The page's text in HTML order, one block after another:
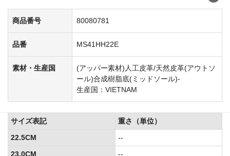
商品番号 80080781
品番 MS41HH22E
素材・生産国
(アッパー素材)人工皮革/天然皮革(アウトソ
ール)合成樹脂底(ミッドソール)-
生産国：VIETNAM
サイズ表記
重さ（単位）
22.5CM
--
23.0CM
--